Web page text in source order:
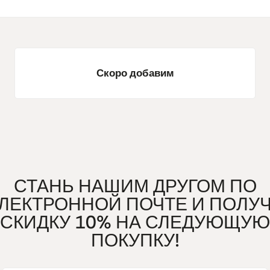
Скоро добавим
СТАНЬ НАШИМ ДРУГОМ ПО
ПОЧТЕ И
СКИДКУ 10% НА СЛЕДУЮЩУЮ
ПОКУПКУ!